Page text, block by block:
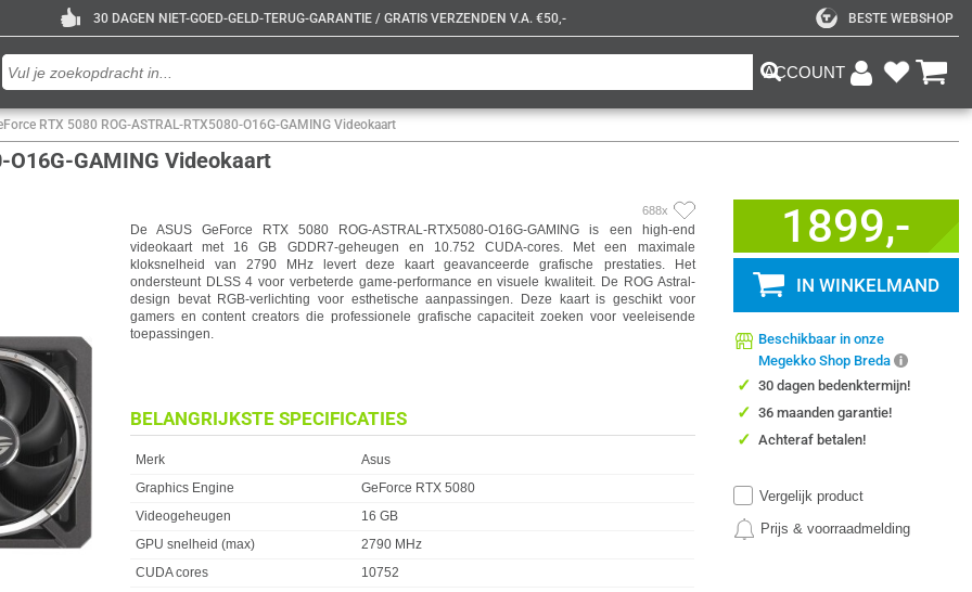
30 DAGEN NIET-GOED-GELD-TERUG-GARANTIE / GRATIS VERZENDEN V.A. €50,- BESTE WEBSHOP
ACCOUNT
RTX 5080 ROG-ASTRAL-RTX5080-O16G-GAMING Videokaart
O16G-GAMING Videokaart
688x
De ASUS GeForce RTX 5080 ROG-ASTRAL-RTX5080-O16G-GAMING is een high-end
videokaart met 16 GB GDDR7-geheugen en 10.752 CUDA-cores. Met een maximale
kloksnelheid van 2790 MHz levert deze kaart geavanceerde grafische prestaties. Het
ondersteunt DLSS 4 voor verbeterde game-performance en visuele kwaliteit. De ROG Astral-
design bevat RGB-verlichting voor esthetische aanpassingen. Deze kaart is geschikt voor
gamers en content creators die professionele grafische capaciteit zoeken voor veeleisende
toepassingen.
BELANGRIJKSTE SPECIFICATIES
Eigenschap
Merk
Asus
Graphics Engine
GeForce RTX 5080
Videogeheugen
16 GB
GPU snelheid (max)
2790 MHz
CUDA cores
10752
1899,-
IN WINKELMAND
Beschikbaar in onze
Megekko Shop Breda
✓ 30 dagen bedenktermijn!
✓ 36 maanden garantie!
✓ Achteraf betalen!
Vergelijk product
Prijs & voorraadmelding